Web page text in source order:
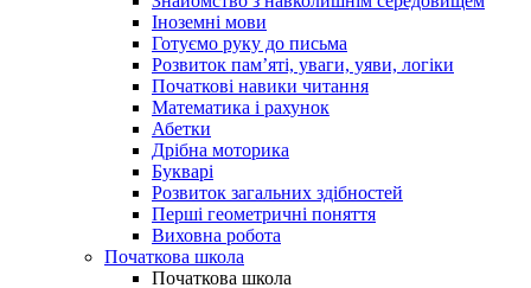
Іноземні мови
Готуємо руку до письма
Розвиток пам’яті, уваги, уяви, логіки
Початкові навики читання
Математика і рахунок
Абетки
Дрібна моторика
Букварі
Розвиток загальних здібностей
Перші геометричні поняття
Виховна робота
Початкова школа
Початкова школа